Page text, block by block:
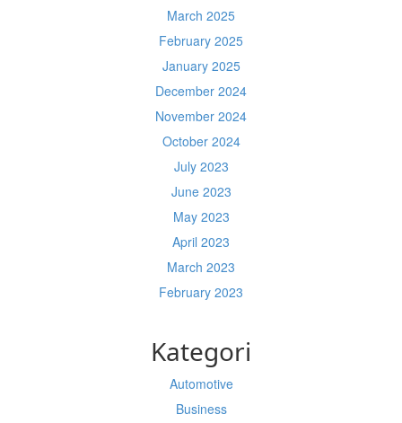
March 2025
February 2025
January 2025
December 2024
November 2024
October 2024
July 2023
June 2023
May 2023
April 2023
March 2023
February 2023
Kategori
Automotive
Business